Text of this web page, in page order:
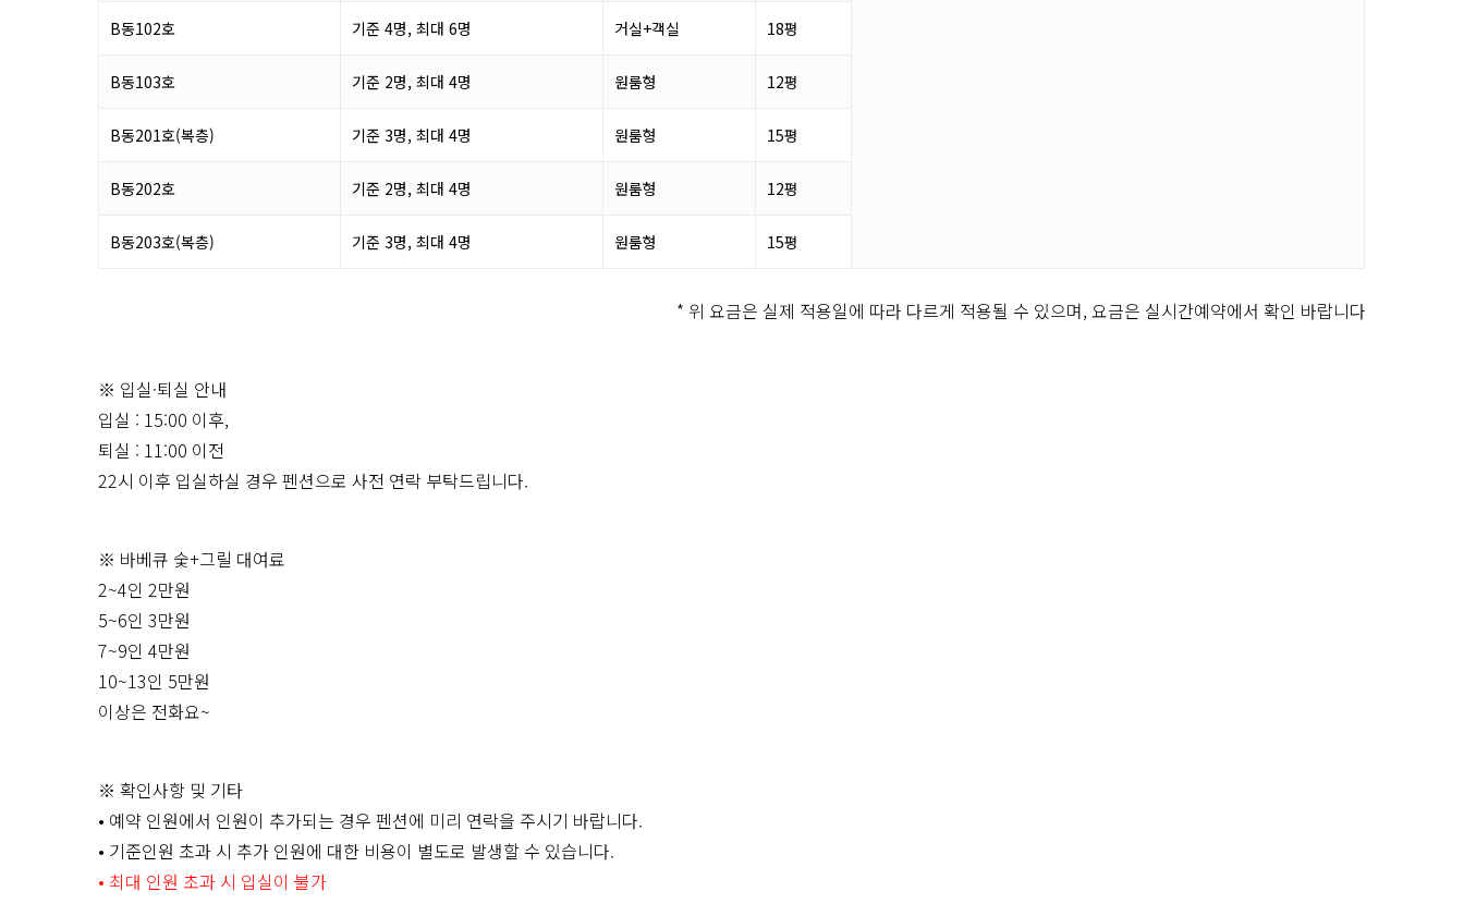
B동102호 기준 4명, 최대 6명 거실+객실 18평
B동103호 기준 2명, 최대 4명 원룸형 12평
B동201호(복층) 기준 3명, 최대 4명 원룸형 15평
B동202호 기준 2명, 최대 4명 원룸형 12평
B동203호(복층) 기준 3명, 최대 4명 원룸형 15평
* 위 요금은 실제 적용일에 따라 다르게 적용될 수 있으며, 요금은 실시간예약에서 확인 바랍니다
※ 입실·퇴실 안내
입실 : 15:00 이후,
퇴실 : 11:00 이전
22시 이후 입실하실 경우 펜션으로 사전 연락 부탁드립니다.
※ 바베큐 숯+그릴 대여료
2~4인 2만원
5~6인 3만원
7~9인 4만원
10~13인 5만원
이상은 전화요~
※ 확인사항 및 기타
• 예약 인원에서 인원이 추가되는 경우 펜션에 미리 연락을 주시기 바랍니다.
• 기준인원 초과 시 추가 인원에 대한 비용이 별도로 발생할 수 있습니다.
• 최대 인원 초과 시 입실이 불가